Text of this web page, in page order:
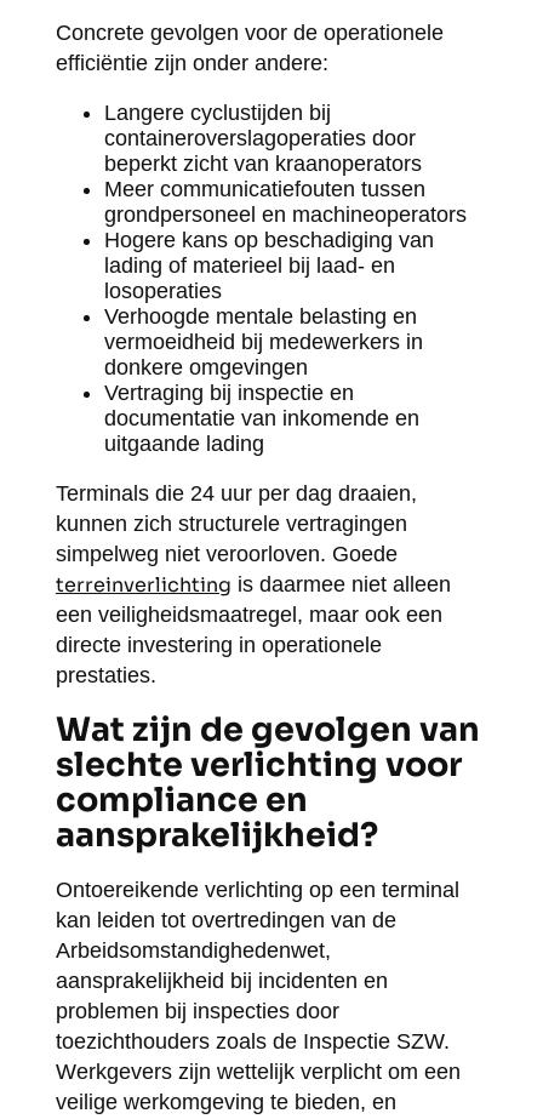
Concrete gevolgen voor de operationele
efficiëntie zijn onder andere:
Langere cyclustijden bij
containeroverslagoperaties door
beperkt zicht van kraanoperators
Meer communicatiefouten tussen
grondpersoneel en machineoperators
Hogere kans op beschadiging van
lading of materieel bij laad- en
losoperaties
Verhoogde mentale belasting en
vermoeidheid bij medewerkers in
donkere omgevingen
Vertraging bij inspectie en
documentatie van inkomende en
uitgaande lading
Terminals die 24 uur per dag draaien,
kunnen zich structurele vertragingen
simpelweg niet veroorloven. Goede
terreinverlichting is daarmee niet alleen
een veiligheidsmaatregel, maar ook een
directe investering in operationele
prestaties.
Wat zijn de gevolgen van
slechte verlichting voor
compliance en
aansprakelijkheid?
Ontoereikende verlichting op een terminal
kan leiden tot overtredingen van de
Arbeidsomstandighedenwet,
aansprakelijkheid bij incidenten en
problemen bij inspecties door
toezichthouders zoals de Inspectie SZW.
Werkgevers zijn wettelijk verplicht om een
veilige werkomgeving te bieden, en